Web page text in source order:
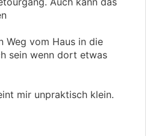
Weg vom Haus in die
sein wenn dort etwas
mir unpraktisch klein.